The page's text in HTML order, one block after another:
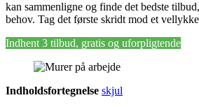
kan sammenligne og finde det bedste
behov. Tag det første skridt mod et
Indhent 3 tilbud, gratis og uforpligtende
Indholdsfortegnelse skjul